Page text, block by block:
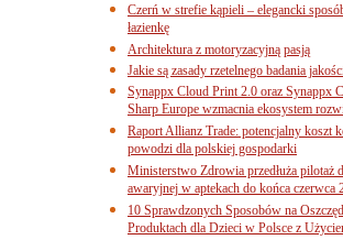
Czerń w strefie kąpieli – elegancki
łazienkę
Architektura z motoryzacyjną pasją
Jakie są zasady rzetelnego badania
Synappx Cloud Print 2.0 oraz Synappx
Sharp Europe wzmacnia ekosystem
Raport Allianz Trade: potencjalny koszt
powodzi dla polskiej gospodarki
Ministerstwo Zdrowia przedłuża pilotaż
awaryjnej w aptekach do końca czerwca
10 Sprawdzonych Sposobów na
Produktach dla Dzieci w Polsce z